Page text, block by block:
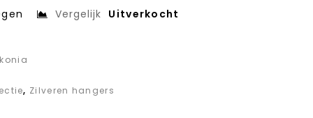
Uitverkocht
Vergelijk
, Zilveren hangers